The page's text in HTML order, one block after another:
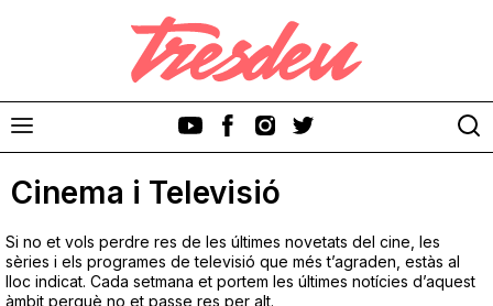
Cinema i Televisió
Si no et vols perdre res de les últimes novetats del cine, les
sèries i els programes de televisió que més t’agraden, estàs al
lloc indicat. Cada setmana et portem les últimes notícies d’aquest
àmbit perquè no et passe res per alt.